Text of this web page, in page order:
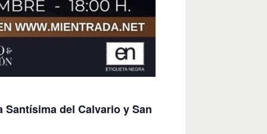
del Calvario y San